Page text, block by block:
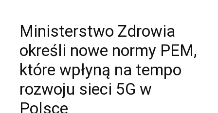
Ministerstwo Zdrowia
określi nowe normy PEM,
które wpłyną na tempo
rozwoju sieci 5G w
Polsce